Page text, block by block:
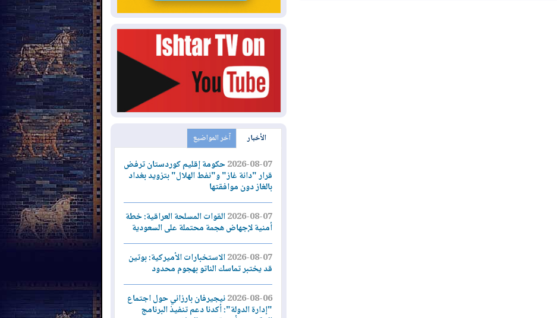
الأخبار آخر المواضيع
2026-08-07حكومة إقليم كوردستان ترفض
قرار "دانة غاز" و"نفط الهلال" بتزويد بغداد
بالغاز دون موافقتها
2026-08-07القوات المسلحة العراقية: خطة
أمنية لإجهاض هجمة محتملة على السعودية
2026-08-07الاستخبارات الأميركية: بوتين
قد يختبر تماسك الناتو بهجوم محدود
2026-08-06نيجيرفان بارزاني حول اجتماع
"إدارة الدولة": أكدنا دعم تنفيذ البرنامج